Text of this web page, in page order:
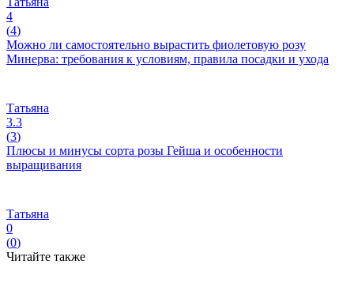
4
(4)
Можно ли самостоятельно вырастить фиолетовую розу
Минерва: требования к условиям, правила посадки и ухода
Татьяна
3.3
(3)
Плюсы и минусы сорта розы Гейша и особенности
выращивания
Татьяна
0
(0)
Читайте также